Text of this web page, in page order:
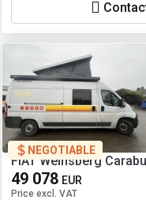
NEGOTIABLE
49 078 EUR
Price excl. VAT